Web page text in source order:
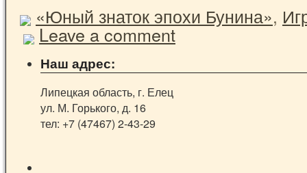
«Юный знаток эпохи Бунина»,
Leave a comment
Наш адрес:
Липецкая область, г. Елец
ул. М. Горького, д. 16
тел: +7 (47467) 2-43-29